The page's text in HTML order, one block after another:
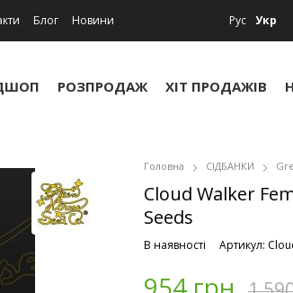
Блог
Новини
Рус Укр
РОЗПРОДАЖ ХІТ ПРОДАЖІВ
Головна СІДБАНКИ
Cloud Walker
Seeds
В наявності Артикул: